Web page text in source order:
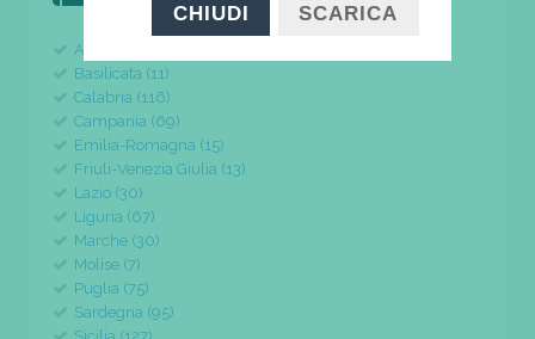
Abruzzo (24)
Basilicata (11)
Calabria (116)
Campania (69)
Emilia-Romagna (15)
Friuli-Venezia Giulia (13)
Lazio (30)
Liguria (67)
Marche (30)
Molise (7)
Puglia (75)
Sardegna (95)
CHIUDI SCARICA